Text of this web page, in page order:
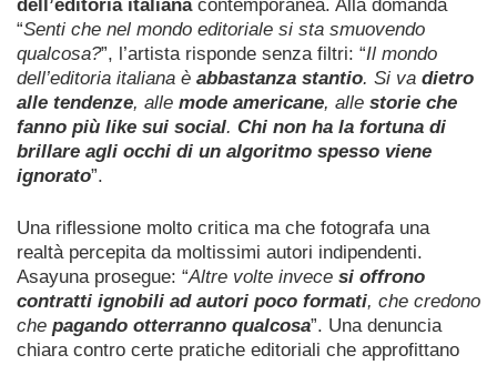
dell’editoria italianacontemporanea. Alla domanda
“Senti che nel mondo editoriale si sta smuovendo
qualcosa?”, l’artista risponde senza filtri: “Il mondo
dell’editoria italiana è abbastanza stantio. Si va dietro
alle tendenze, alle mode americane, alle storie che
fanno più like sui social. Chi non ha la fortuna di
brillare agli occhi di un algoritmo spesso viene
ignorato”.
Una riflessione molto critica ma che fotografa una
realtà percepita da moltissimi autori indipendenti.
Asayuna prosegue: “Altre volte invece si offrono
contratti ignobili ad autori poco formati, che credono
che pagando otterranno qualcosa”. Una denuncia
chiara contro certe pratiche editoriali che approfittano